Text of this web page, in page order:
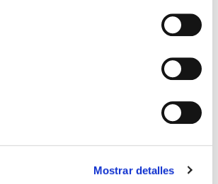
Mostrar detalles
SUDADERA PREMATCH 24/25
50,99 €
59,99 €